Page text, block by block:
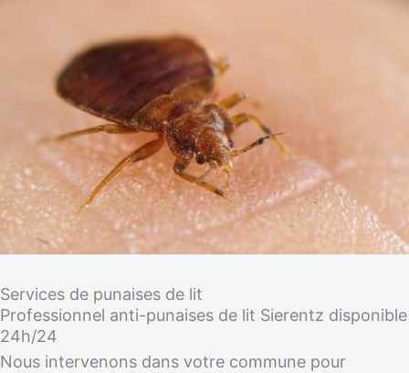
Services de punaises de lit
Professionnel anti-punaises de lit Sierentz disponible
24h/24
Nous intervenons dans votre commune pour